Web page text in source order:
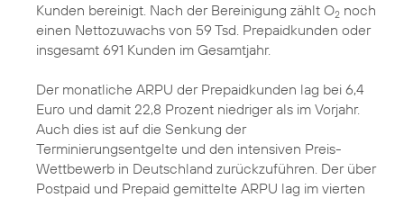
Kunden bereinigt. Nach der Bereinigung zählt O2 noch
einen Nettozuwachs von 59 Tsd. Prepaidkunden oder
insgesamt 691 Kunden im Gesamtjahr.
Der monatliche ARPU der Prepaidkunden lag bei 6,4
Euro und damit 22,8 Prozent niedriger als im Vorjahr.
Auch dies ist auf die Senkung der
Terminierungsentgelte und den intensiven Preis-
Wettbewerb in Deutschland zurückzuführen. Der über
Postpaid und Prepaid gemittelte ARPU lag im vierten